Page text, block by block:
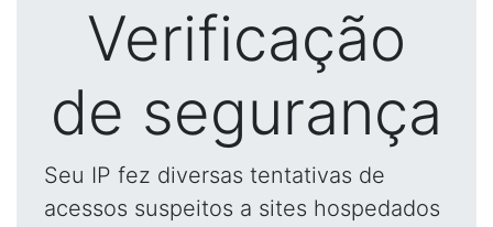
Verificação
de segurança
Seu IP fez diversas tentativas de
acessos suspeitos a sites hospedados